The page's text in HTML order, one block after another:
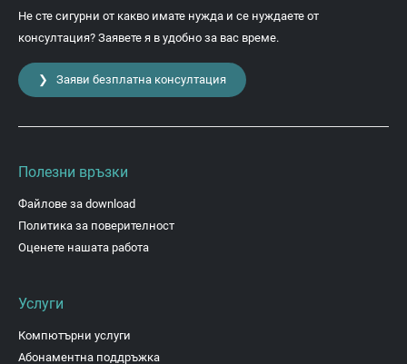
Не сте сигурни от какво имате нужда и се нуждаете от
консултация? Заявете я в удобно за вас време.
❯ Заяви безплатна консултация
Полезни връзки
Файлове за download
Политика за поверителност
Оценете нашата работа
Услуги
Компютърни услуги
Абонаментна поддръжка